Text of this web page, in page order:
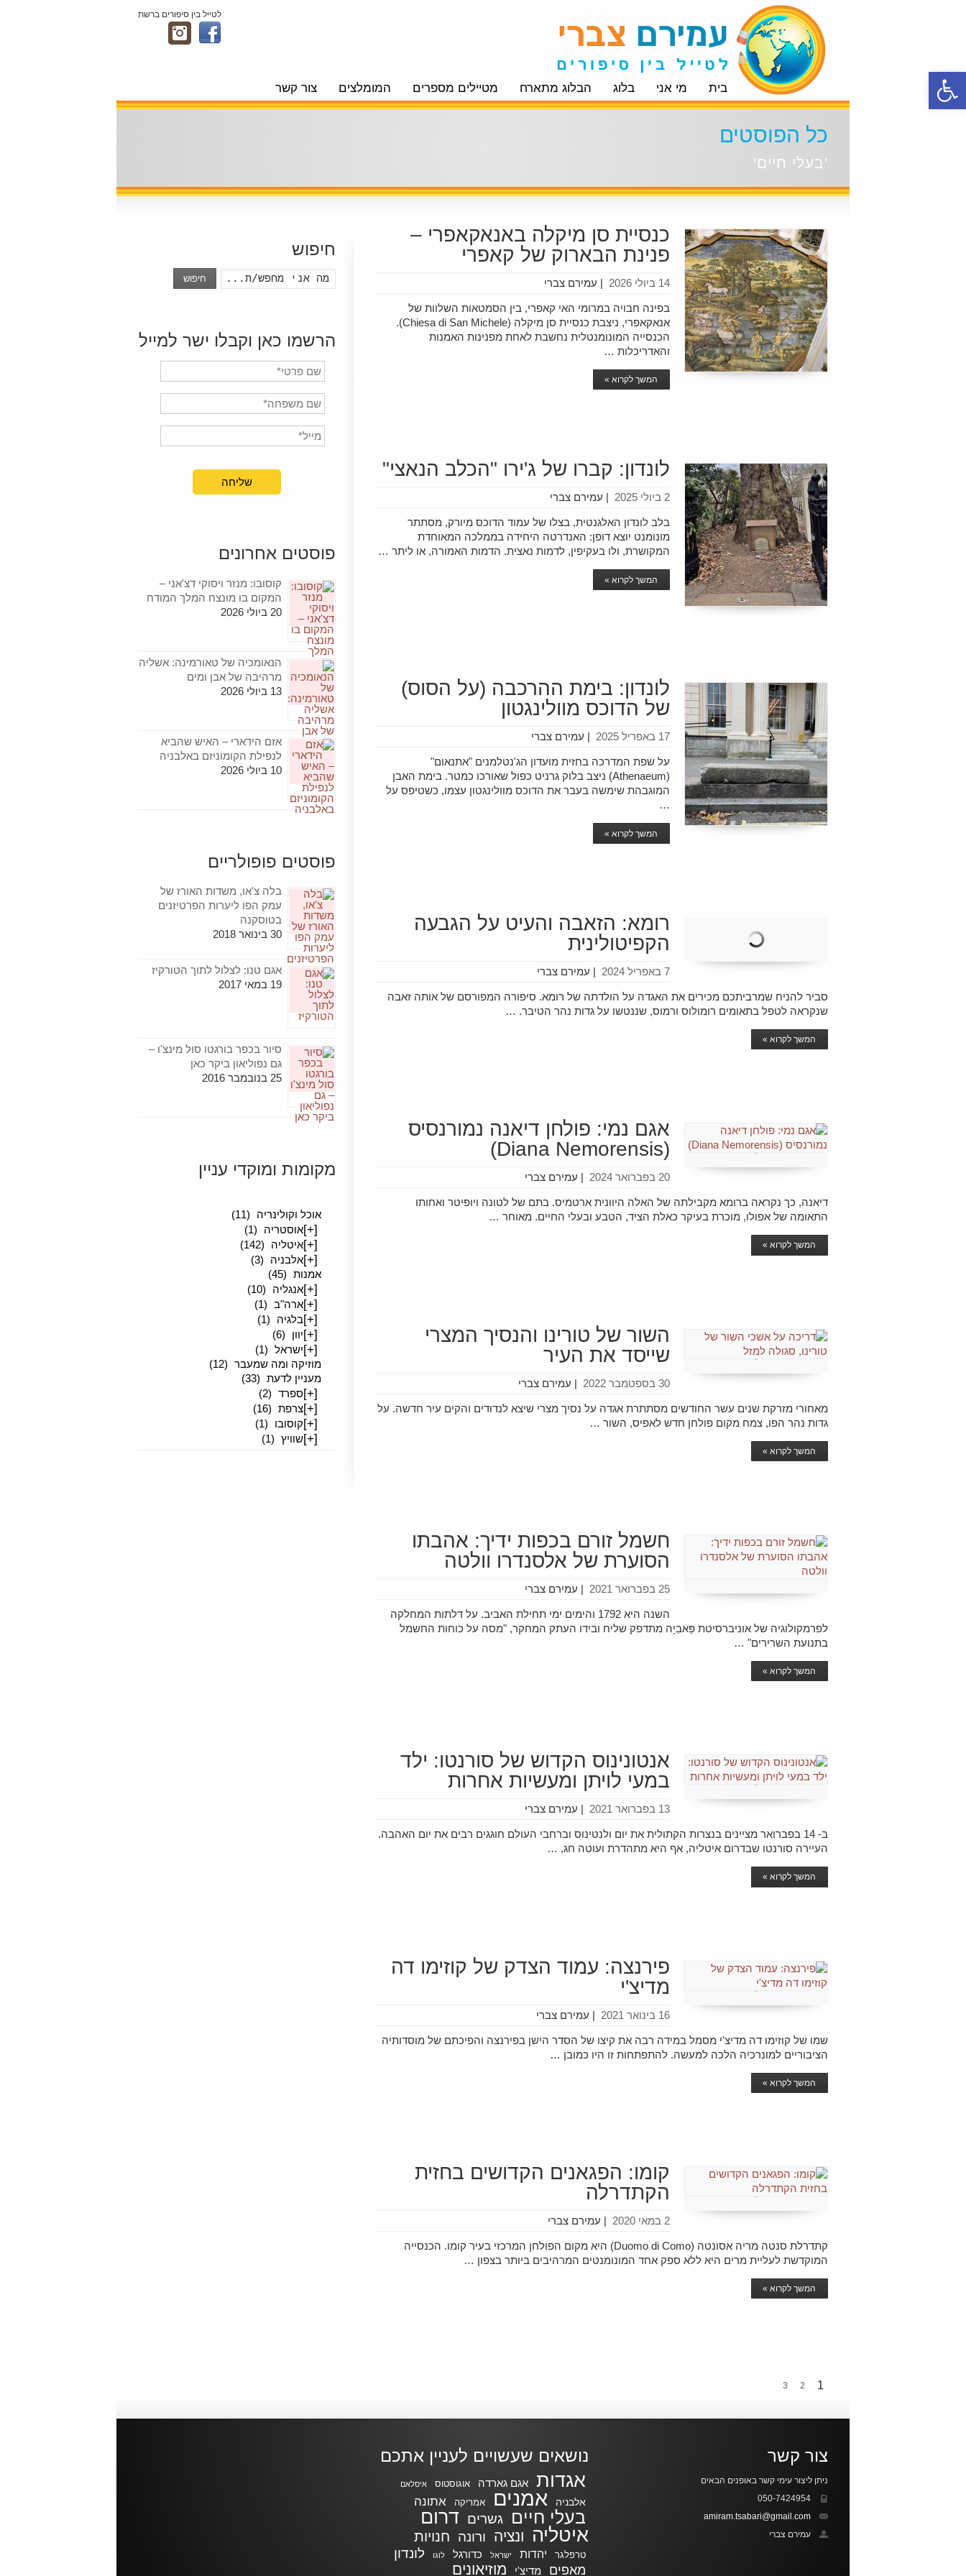
פתח סרגל נגישות
לטייל בין סיפורים ברשת
בית מי אני בלוג הבלוג מתארח מטיילים מספרים המומלצים צור קשר
כל הפוסטים
'בעלי חיים'
כנסיית סן מיקלה באנאקאפרי –
פנינת הבארוק של קאפרי
עמירם צברי | 14 ביולי 2026
בפינה חבויה במרומי האי קאפרי, בין הסמטאות השלוות של
אנאקאפרי, ניצבת כנסיית סן מיקלה (Chiesa di San Michele).
הכנסייה המונומנטלית נחשבת לאחת מפנינות האמנות
והאדריכלות …
המשך לקרוא »
לונדון: קברו של ג'ירו "הכלב הנאצי"
עמירם צברי | 2 ביולי 2025
בלב לונדון האלגנטית, בצלו של עמוד הדוכס מיורק, מסתתר
מונומנט יוצא דופן: האנדרטה היחידה בממלכה המאוחדת
המקושרת, ולו בעקיפין, לדמות נאצית. הדמות האמורה, או ליתר …
המשך לקרוא »
לונדון: בימת ההרכבה (על הסוס)
של הדוכס מוולינגטון
עמירם צברי | 17 באפריל 2025
על שפת המדרכה בחזית מועדון הג'נטלמנים "אתנאום"
(Athenaeum) ניצב בלוק גרניט כפול שאורכו כמטר. בימת האבן
המוגבהת שימשה בעבר את הדוכס מוולינגטון עצמו, כשטיפס על
…
המשך לקרוא »
רומא: הזאבה והעיט על הגבעה
הקפיטולינית
עמירם צברי | 7 באפריל 2024
סביר להניח שמרביתכם מכירים את האגדה על הולדתה של רומא. סיפורה המפורסם של אותה זאבה
שנקראה לטפל בתאומים רומולוס ורמוס, שננטשו על גדות נהר הטיבר. …
המשך לקרוא »
אגם נמי: פולחן דיאנה נמורנסיס
(Diana Nemorensis)
עמירם צברי | 20 בפברואר 2024
דיאנה, כך נקראה ברומא מקבילתה של האלה היוונית ארטמיס. בתם של לטונה ויופיטר ואחותו
התאומה של אפולו, מוכרת בעיקר כאלת הציד, הטבע ובעלי החיים. מאוחר …
המשך לקרוא »
השור של טורינו והנסיך המצרי
שייסד את העיר
עמירם צברי | 30 בספטמבר 2022
מאחורי מזרקת שנים עשר החודשים מסתתרת אגדה על נסיך מצרי שיצא לנדודים והקים עיר חדשה. על
גדות נהר הפו, צמח מקום פולחן חדש לאפיס, השור …
המשך לקרוא »
חשמל זורם בכפות ידיך: אהבתו
הסוערת של אלסנדרו וולטה
עמירם צברי | 25 בפברואר 2021
השנה היא 1792 והימים ימי תחילת האביב. על דלתות המחלקה
לפרמקולוגיה של אוניברסיטת פַּאבִיָה מתדפק שליח ובידו העתק המחקר, "מסה על כוחות החשמל
בתנועת השרירים" …
המשך לקרוא »
אנטונינוס הקדוש של סורנטו: ילד
במעי לויתן ומעשיות אחרות
עמירם צברי | 13 בפברואר 2021
ב- 14 בפברואר מציינים בנצרות הקתולית את יום ולנטינוס וברחבי העולם חוגגים רבים את יום האהבה.
העיירה סורנטו שבדרום איטליה, אף היא מתהדרת ועוטה חג, …
המשך לקרוא »
פירנצה: עמוד הצדק של קוזימו דה
מדיצ'י
עמירם צברי | 16 בינואר 2021
שמו של קוזימו דה מדיצ'י מסמל במידה רבה את קיצו של הסדר הישן בפירנצה והפיכתם של מוסדותיה
הציבוריים למונרכיה הלכה למעשה. להתפתחות זו היו כמובן …
המשך לקרוא »
קומו: הפגאנים הקדושים בחזית
הקתדרלה
עמירם צברי | 2 במאי 2020
קתדרלת סנטה מריה אסונטה (Duomo di Como) היא מקום הפולחן המרכזי בעיר קומו. הכנסייה
המוקדשת לעליית מרים היא ללא ספק אחד המונומנטים המרהיבים ביותר בצפון …
המשך לקרוא »
1
2
3
חיפוש
חיפוש
הרשמו כאן וקבלו ישר למייל
פוסטים אחרונים
קוסובו: מנזר ויסוקי דצ'אני –
המקום בו מונצח המלך המודח
20 ביולי 2026
הנאומכיה של טאורמינה: אשליה
מרהיבה של אבן ומים
13 ביולי 2026
אזם הידארי – האיש שהביא
לנפילת הקומוניזם באלבניה
10 ביולי 2026
פוסטים פופולריים
בלה צ'או, משדות האורז של
עמק הפו ליערות הפרטיזנים
בטוסקנה
30 בינואר 2018
אגם טנו: לצלול לתוך הטורקיז
19 במאי 2017
סיור בכפר בורגטו סול מינצ'ו –
גם נפוליאון ביקר כאן
25 בנובמבר 2016
מקומות ומוקדי עניין
אוכל וקולינריה
(11)
[+]אוסטריה (1)
[+]איטליה (142)
[+]אלבניה
(3)
אמנות (45)
[+]אנגליה (10)
[+]ארה"ב (1)
[+]בלגיה (1)
[+]יוון (6)
[+]ישראל (1)
מוזיקה ומה שמעבר (12)
מעניין לדעת (33)
[+]ספרד (2)
[+]צרפת (16)
[+]קוסובו (1)
[+]שוויץ (1)
צור קשר
ניתן ליצור עימי קשר באופנים הבאים
050-7424954
amiram.tsabari@gmail.com
עמירם צברי
נושאים שעשויים לעניין אתכם
אגדות אגם גארדה אוגוסטוס איסלאם
אלבניה אמנים אמריקה אתונה
בעלי חיים גשרים דרום
איטליה
ונציה ורונה חנויות
טרפלגר יהדות ישראל כדורגל לוגו לונדון
מאפים מדיצ'י מוזיאונים